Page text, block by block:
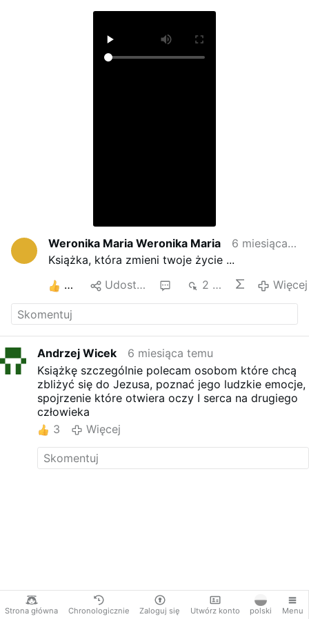
Strona główna Chronologicznie Zaloguj się Utwórz konto polski Menu
Weronika Maria Weronika Maria
6 miesiąca temu
Książka, która zmieni twoje życie ...
Udostępnij 2 tys. Więcej
Andrzej Wicek
6 miesiąca temu
Książkę szczególnie polecam osobom które chcą
zbliżyć się do Jezusa, poznać jego ludzkie emocje,
spojrzenie które otwiera oczy I serca na drugiego
człowieka
3
Więcej